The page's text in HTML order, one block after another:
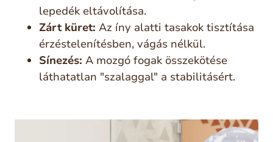
lepedék eltávolítása.
Zárt küret: Az íny alatti tasakok tisztítása
érzéstelenítésben, vágás nélkül.
Sínezés: A mozgó fogak összekötése
láthatatlan "szalaggal" a stabilitásért.